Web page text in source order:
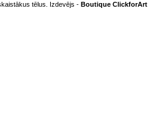
tēlus. Izdevējs - Boutique ClickforArt